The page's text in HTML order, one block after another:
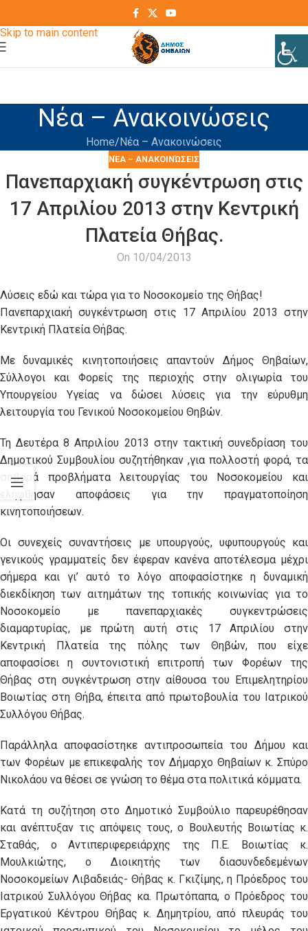
Skip to main content
Νέα – Ανακοινώσεις
Home Νέα – Ανακοινώσεις
ΝΈΑ – ΑΝΑΚΟΙΝΏΣΕΙΣ
Πανεπαρχιακή συγκέντρωση στις
17 Απριλίου 2013 στην Κεντρική
Πλατεία Θήβας.
On 10/04/2013
Λύσεις εδώ και τώρα για το Νοσοκομείο της Θήβας!
Πανεπαρχιακή συγκέντρωση στις 17 Απριλίου 2013 στην
Κεντρική Πλατεία Θήβας.
Με δυναμικές κινητοποιήσεις απαντούν Δήμος Θηβαίων,
Σύλλογοι και Φορείς της περιοχής στην ολιγωρία του
Υπουργείου Υγείας να δώσει λύσεις για την εύρυθμη
λειτουργία του Γενικού Νοσοκομείου Θηβών.
Τη Δευτέρα 8 Απριλίου 2013 στην τακτική συνεδρίαση του
Δημοτικού Συμβουλίου συζητήθηκαν ,για πολλοστή φορά, τα
σοβαρά προβλήματα λειτουργίας του Νοσοκομείου και
ελήφθησαν αποφάσεις για την πραγματοποίηση
κινητοποιήσεων.
Οι συνεχείς συναντήσεις με υπουργούς, υφυπουργούς και
γενικούς γραμματείς δεν έφεραν κανένα αποτέλεσμα μέχρι
σήμερα και γι’ αυτό το λόγο αποφασίστηκε η δυναμική
διεκδίκηση των αιτημάτων της τοπικής κοινωνίας για το
Νοσοκομείο με πανεπαρχιακές συγκεντρώσεις
διαμαρτυρίας, με πρώτη αυτή στις 17 Απριλίου στην
Κεντρική Πλατεία της πόλης των Θηβών, που είχε
αποφασίσει η συντονιστική επιτροπή των Φορέων της
Θήβας στη συγκέντρωση στην αίθουσα του Επιμελητηρίου
Βοιωτίας στη Θήβα, έπειτα από πρωτοβουλία του Ιατρικού
Συλλόγου Θήβας.
Παράλληλα αποφασίστηκε αντιπροσωπεία του Δήμου και
των Φορέων με επικεφαλής τον Δήμαρχο Θηβαίων κ. Σπύρο
Νικολάου να θέσει σε γνώση το θέμα στα πολιτικά κόμματα.
Κατά τη συζήτηση στο Δημοτικό Συμβούλιο παρευρέθησαν
και ανέπτυξαν τις απόψεις τους, ο Βουλευτής Βοιωτίας κ.
Σταθάς, ο Αντιπεριφερειάρχης της Π.Ε. Βοιωτίας κ.
Μουλκιώτης, ο Διοικητής των διασυνδεδεμένων
Νοσοκομείων Λιβαδειάς- Θήβας κ. Γκιζίμης, η Πρόεδρος του
Ιατρικού Συλλόγου Θήβας κα. Πρωτόπαπα, ο Πρόεδρος του
Εργατικού Κέντρου Θήβας κ. Δημητρίου, από πλευράς του